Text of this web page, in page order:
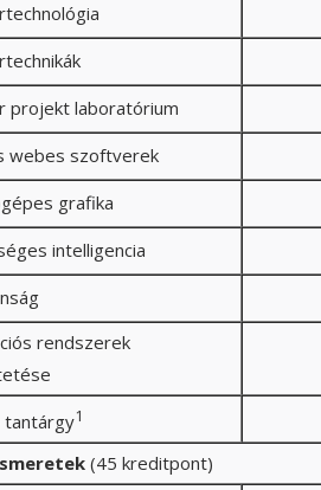
projekt laboratórium
webes szoftverek
grafika
intelligencia
rendszerek
tantárgy1
(45 kreditpont)